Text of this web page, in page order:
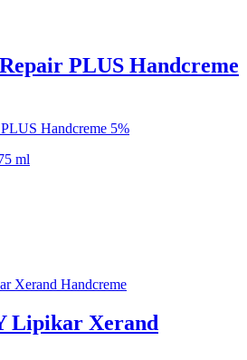
PLUS Handcreme
ml
Lipikar Xerand